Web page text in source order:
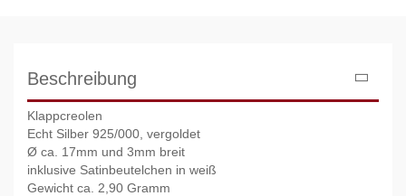
Beschreibung
Klappcreolen
Echt Silber 925/000, vergoldet
Ø ca. 17mm und 3mm breit
inklusive Satinbeutelchen in weiß
Gewicht ca. 2,90 Gramm